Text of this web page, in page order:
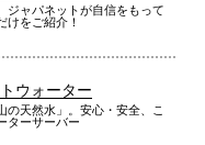
ジャパネットが自信をもって
けをご紹介！
ウォーター
の天然水」。安心・安全、こ
ターサーバー